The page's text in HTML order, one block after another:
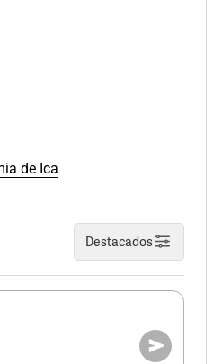
de Ica
Destacados